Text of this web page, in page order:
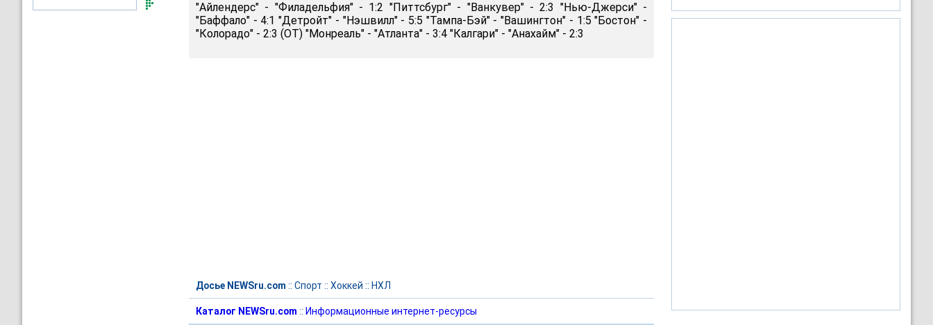
"Айлендерс" - "Филадельфия" - 1:2 "Питтсбург" - "Ванкувер" - 2:3 "Нью-Джерси" -
"Баффало" - 4:1 "Детройт" - "Нэшвилл" - 5:5 "Тампа-Бэй" - "Вашингтон" - 1:5 "Бостон" -
"Колорадо" - 2:3 (ОТ) "Монреаль" - "Атланта" - 3:4 "Калгари" - "Анахайм" - 2:3
Досье NEWSru.com :: Спорт :: Хоккей :: НХЛ
Каталог NEWSru.com :: Информационные интернет-ресурсы